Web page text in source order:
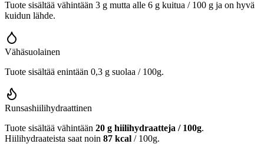
Tuote sisältää vähintään 3 g mutta alle 6 g kuitua / 100 g ja on hyvä
kuidun lähde.
Vähäsuolainen
Tuote sisältää enintään 0,3 g suolaa / 100g.
Runsashiilihydraattinen
Tuote sisältää vähintään 20 g hiilihydraatteja / 100g.
Hiilihydraateista saat noin 87 kcal / 100g.